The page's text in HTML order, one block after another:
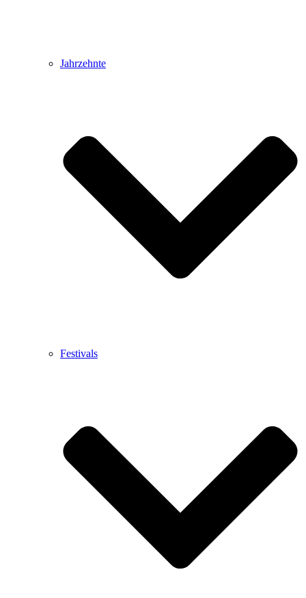
Jahrzehnte
Festivals